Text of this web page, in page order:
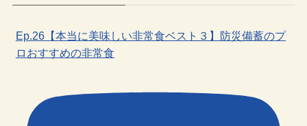
Ep.26【本当に美味しい非常食ベスト３】防災備蓄のプ
ロおすすめの非常食